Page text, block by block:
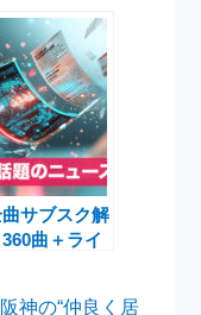
で開催！重
粉まみれで
子アイドル
題に
サブスク解
曲＋ライ
神の“仲良く居